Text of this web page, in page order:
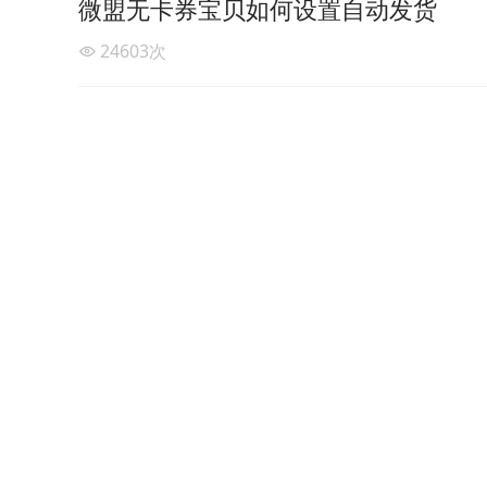
微盟无卡券宝贝如何设置自动发货
24603次